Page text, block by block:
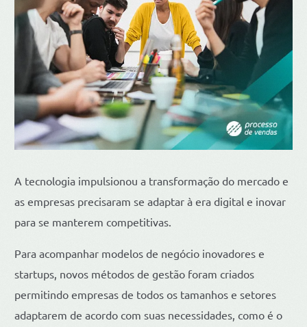
A tecnologia impulsionou a transformação do mercado e
as empresas precisaram se adaptar à era digital e inovar
para se manterem competitivas.
Para acompanhar modelos de negócio inovadores e
startups, novos métodos de gestão foram criados
permitindo empresas de todos os tamanhos e setores
adaptarem de acordo com suas necessidades, como é o